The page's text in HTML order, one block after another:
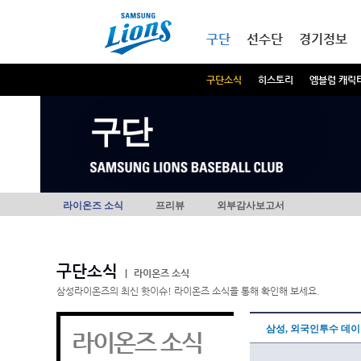
구단
구단소식 히스토리 엠블럼 캐릭
선수단 경기정보
구단
라이온즈 소식 프리뷰 외부감사보고서
구단소식
라이온즈 소식
삼성라이온즈의 최신 핫이슈! 라이온즈 소식을 통해 확인해 보세요.
라이온즈 소식 삼성, 외국인투수 데